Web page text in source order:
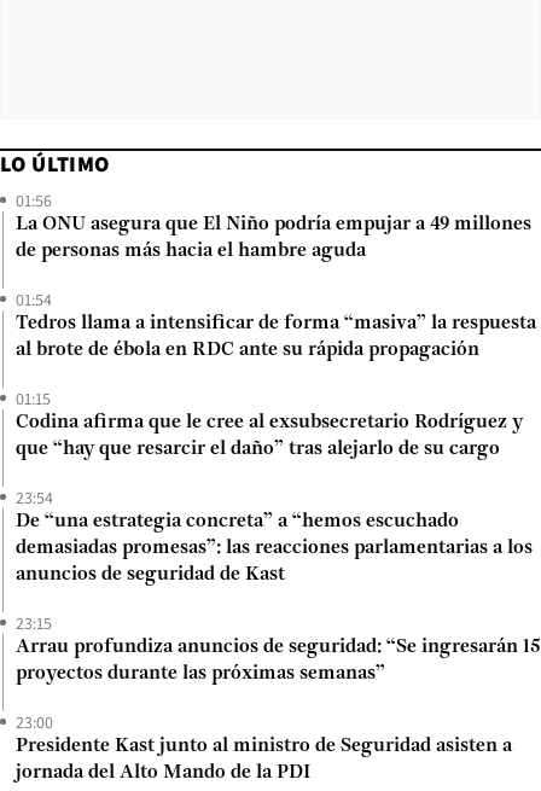
LO ÚLTIMO
01:56
La ONU asegura que El Niño podría empujar a 49 millones
de personas más hacia el hambre aguda
01:54
Tedros llama a intensificar de forma “masiva” la respuesta
al brote de ébola en RDC ante su rápida propagación
01:15
Codina afirma que le cree al exsubsecretario Rodríguez y
que “hay que resarcir el daño” tras alejarlo de su cargo
23:54
De “una estrategia concreta” a “hemos escuchado
demasiadas promesas”: las reacciones parlamentarias a los
anuncios de seguridad de Kast
23:15
Arrau profundiza anuncios de seguridad: “Se ingresarán 15
proyectos durante las próximas semanas”
23:00
Presidente Kast junto al ministro de Seguridad asisten a
jornada del Alto Mando de la PDI